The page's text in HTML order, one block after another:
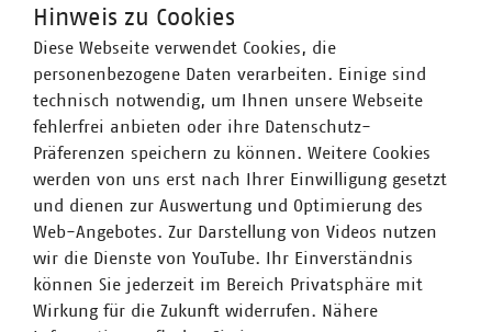
VKU Abfallwirtschaft und Stadtsauberkeit VKS e.V. (FöV).
Mehr InformationenzurEuropäischen Woche der
Abfallvermeidung 2021 finden Sie
hier und zum
Förderverein
hier.
Der Verband kommunaler Unternehmen e. V. (VKU)
vertritt über 1.500 Stadtwerke und
Energie, Wasser/Abwasser, Abfallwirtschaft sowie
Telekommunikation. Mit rund 283.000 Beschäftigten
Hinweis zu Cookies
Diese Webseite verwendet Cookies, die
personenbezogene Daten verarbeiten. Einige sind
technisch notwendig, um Ihnen unsere Webseite
fehlerfrei anbieten oder ihre Datenschutz-
Präferenzen speichern zu können. Weitere Cookies
werden von uns erst nach Ihrer Einwilligung gesetzt
und dienen zur Auswertung und Optimierung des
Web-Angebotes. Zur Darstellung von Videos nutzen
wir die Dienste von YouTube. Ihr Einverständnis
können Sie jederzeit im Bereich Privatsphäre mit
Wirkung für die Zukunft widerrufen. Nähere